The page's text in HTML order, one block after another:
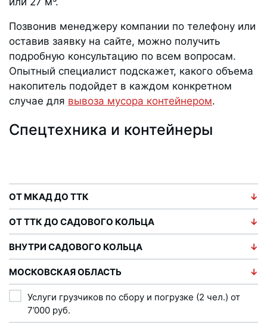
Позвонив менеджеру компании по телефону или
оставив заявку на сайте, можно получить
подробную консультацию по всем вопросам.
Опытный специалист подскажет, какого объема
накопитель подойдет в каждом конкретном
случае для вывоза мусора контейнером.
Спецтехника и контейнеры
ОТ МКАД ДО ТТК
ОТ ТТК ДО САДОВОГО КОЛЬЦА
ВНУТРИ САДОВОГО КОЛЬЦА
МОСКОВСКАЯ ОБЛАСТЬ
Услуги грузчиков по сбору и погрузке (2 чел.) от
7’000 руб.